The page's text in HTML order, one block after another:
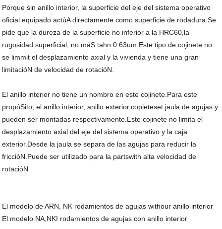
Porque sin anillo interior, la superficie del eje del sistema operativo
oficial equipado actúA directamente como superficie de rodadura.Se
pide que la dureza de la superficie no inferior a la HRC60,la
rugosidad superficial, no máS tahn 0.63um.Este tipo de cojinete no
se limmit el desplazamiento axial y la vivienda y tiene una gran
limitacióN de velocidad de rotacióN.
El anillo interior no tiene un hombro en este cojinete.Para este
propóSito, el anillo interior, anillo exterior,copleteset jaula de agujas y
pueden ser montadas respectivamente.Este cojinete no limita el
desplazamiento axial del eje del sistema operativo y la caja
exterior.Desde la jaula se separa de las agujas para reducir la
friccióN.Puede ser utilizado para la partswith alta velocidad de
rotacióN.
El modelo de ARN, NK rodamientos de agujas withour anillo interior
El modelo NA,NKI rodamientos de agujas con anillo interior